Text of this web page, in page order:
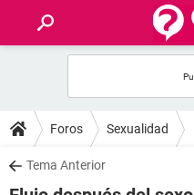
FOROS
SALUD
Foros Sexualidad
Tema Anterior